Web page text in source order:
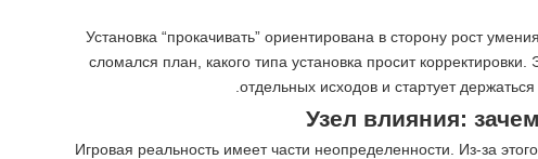
Установка “прокачивать” ориентирована в сторону рост
сломался план, какого типа установка просит
отдельных исходов и стартует
Узел влияния:
Игровая реальность имеет части неопределенности. Из-за